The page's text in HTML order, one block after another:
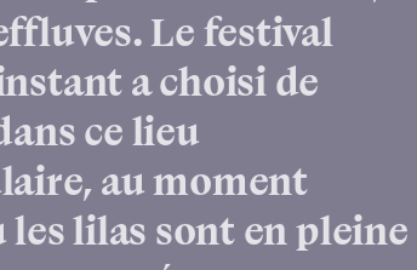
Le festival
a choisi de
ce lieu
au moment
les lilas sont en pleine